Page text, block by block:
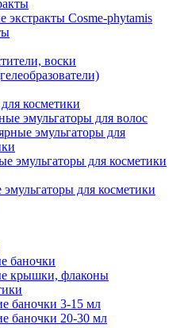
экстракты Cosme-phytamis
воски
косметики
эмульгаторы для волос
эмульгаторы для
эмульгаторы для косметики
для косметики
баночки
крышки, флаконы
баночки 3-15 мл
баночки 20-30 мл